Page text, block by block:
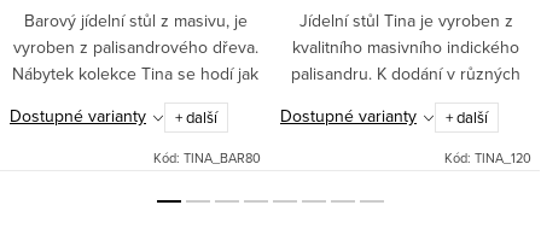
Barový jídelní stůl z masivu, je
vyroben z palisandrového dřeva.
Nábytek kolekce Tina se hodí jak
pro Váš domov tak i například do
interiérů restaurací, hotelů či
penzionů.
Dostupné varianty + další
Kód: TINA_BAR80
Jídelní stůl Tina je vyroben z
kvalitního masivního indického
palisandru. K dodání v různých
rozměrech - délkách /
120,140,175,200 cm /
Dostupné varianty + další
Kód: TINA_120